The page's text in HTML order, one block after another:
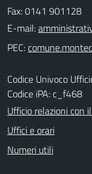
Fax: 0141 901128
E-mail:
PEC:
Codice Univoco
Codice iPA: c_f468
Ufficio relazioni con
Uffici e orari
Numeri utili